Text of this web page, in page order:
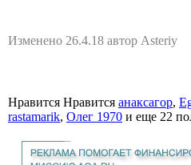
Изменено 26.4.18 автор Asteriy
Нравится Нравится анаксагор,
rastamarik, Олег 1970 и еще 22